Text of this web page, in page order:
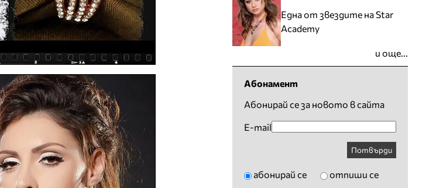
Една от звездите на Star
Academy
и още...
Абонамент
Абонирай се за новото в сайта
E-mail
Потвърди
абонирай се отпиши се